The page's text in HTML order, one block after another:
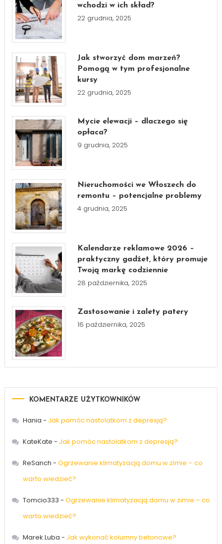
wchodzi w ich skład?
22 grudnia, 2025
Jak stworzyć dom marzeń?
Pomogą w tym profesjonalne
kursy
22 grudnia, 2025
Mycie elewacji – dlaczego się
opłaca?
9 grudnia, 2025
Nieruchomości we Włoszech do
remontu – potencjalne problemy
4 grudnia, 2025
Kalendarze reklamowe 2026 –
praktyczny gadżet, który promuje
Twoją markę codziennie
28 października, 2025
Zastosowanie i zalety patery
16 października, 2025
KOMENTARZE UŻYTKOWNIKÓW
Hania - Jak pomóc nastolatkom z depresją?
KateKate - Jak pomóc nastolatkom z depresją?
ReSanch - Ogrzewanie klimatyzacją domu w zimie – co
warto wiedzieć?
Tomcio333 - Ogrzewanie klimatyzacją domu w zimie – co
warto wiedzieć?
Marek Luba - Jak wykonać kolumny betonowe?